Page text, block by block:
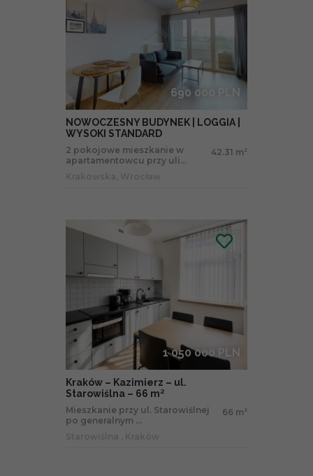
690 000 PLN
NOWOCZESNY BUDYNEK | LOGGIA |
WYSOKI STANDARD
2 pokojowe mieszkanie w
apartamentowcu przy uli...
42.31 m 2
1 050 000 PLN
Kraków – Kazimierz – ul.
Starowiślna – 66 m²
Mieszkanie przy ul. Starowiślnej
po generalnym ...
66 m 2